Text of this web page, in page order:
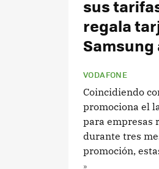
sus
regala
VODAFONE
Coincidiendo
promociona el
para empresas
durante tres
promoción,
»